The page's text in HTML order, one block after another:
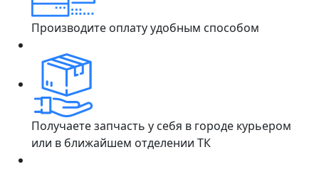
Производите оплату удобным способом
Получаете запчасть у себя в городе курьером
или в ближайшем отделении ТК